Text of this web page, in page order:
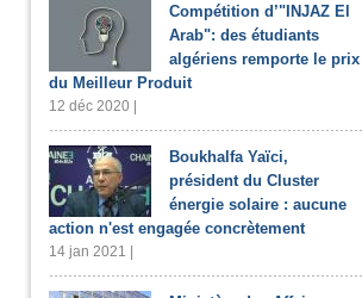
Compétition d’"INJAZ El
Arab": des étudiants
algériens remporte le prix
du Meilleur Produit
12 déc 2020 |
Boukhalfa Yaïci,
président du Cluster
énergie solaire : aucune
action n'est engagée concrètement
14 jan 2021 |